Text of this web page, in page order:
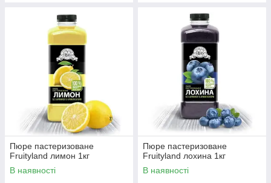
Пюре пастеризоване
Fruityland лимон 1кг
В наявності
Пюре пастеризоване
Fruityland лохина 1кг
В наявності